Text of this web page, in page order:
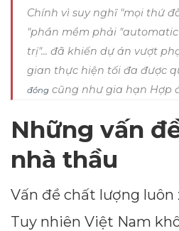
Chính vì suy nghĩ "mọi thứ
"phần mềm phải
trị"... đã khiến dự án vượt
gian thực hiện tối đa được
đồng cũng như gia hạn Hợp
Những vấn
nhà thầu
Vấn đề chất lượng luôn
Tuy nhiên Việt Nam